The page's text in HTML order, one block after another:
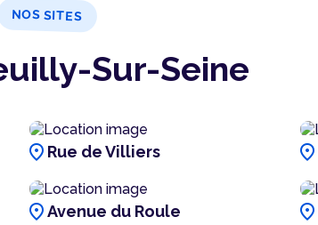
NOS SITES
Sur-Seine
location_on Rue de Villiers location_on
location_onAvenue du Roule location_on